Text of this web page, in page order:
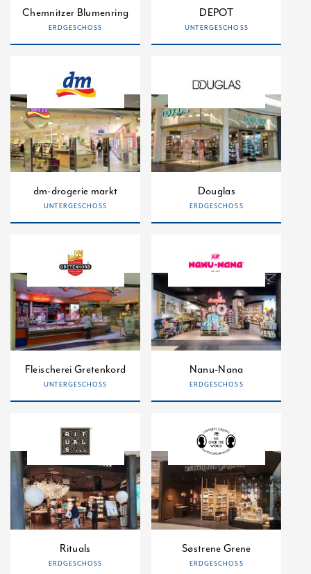
Chemnitzer Blumenring
ERDGESCHOSS
DEPOT
UNTERGESCHOSS
dm-drogerie markt
UNTERGESCHOSS
Douglas
ERDGESCHOSS
Fleischerei Gretenkord
UNTERGESCHOSS
Nanu-Nana
ERDGESCHOSS
Rituals
ERDGESCHOSS
Søstrene Grene
ERDGESCHOSS